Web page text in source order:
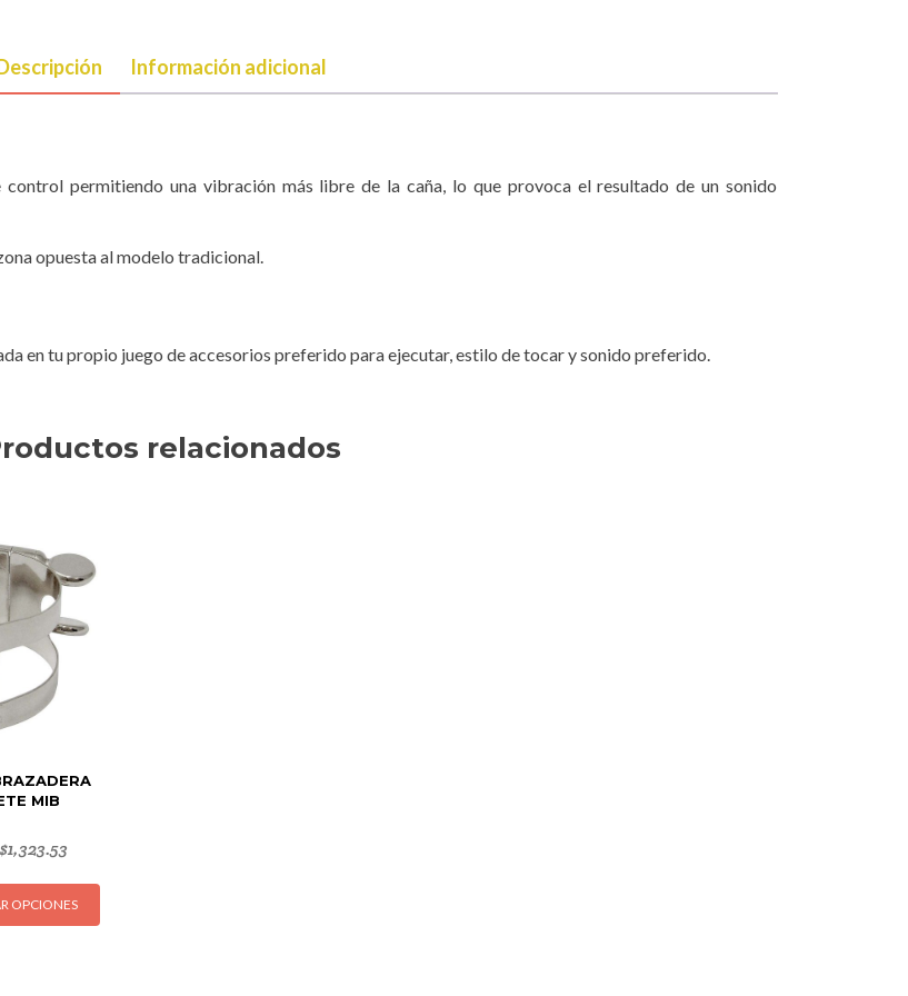
Información adicional
permitiendo una vibración más libre de la caña, lo que provoca el resultado de un sonido
opuesta al modelo tradicional.
en tu propio juego de accesorios preferido para ejecutar, estilo de tocar y sonido preferido.
relacionados
MIB
$1,323.53
OPCIONES
Este